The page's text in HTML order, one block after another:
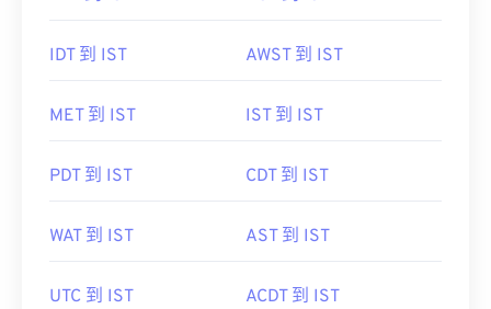
IDT 到 IST AWST 到 IST
MET 到 IST IST 到 IST
PDT 到 IST CDT 到 IST
WAT 到 IST AST 到 IST
UTC 到 IST ACDT 到 IST